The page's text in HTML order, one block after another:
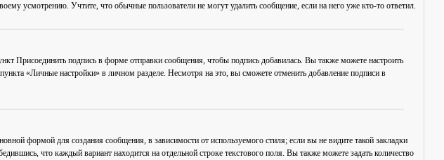
усмотрению. Учтите, что обычные пользователи не могут удалить сообщение, если на него уже кто-то ответил.
Присоединить подпись в форме отправки сообщения, чтобы подпись добавилась. Вы также можете настроить
«Личные настройки» в личном разделе. Несмотря на это, вы сможете отменить добавление подписи в
формой для создания сообщения, в зависимости от используемого стиля; если вы не видите такой закладки
что каждый вариант находится на отдельной строке текстового поля. Вы также можете задать количество